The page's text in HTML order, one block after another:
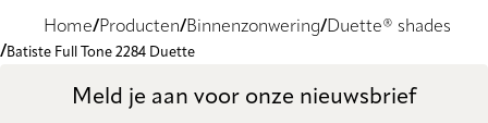
Home Producten Binnenzonwering Duette® shades
Batiste Full Tone 2284 Duette
Meld je aan voor onze nieuwsbrief